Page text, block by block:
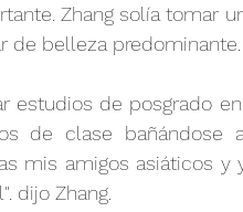
Zhang solía tomar
de belleza predominante.
estudios de posgrado
de clase bañándose
mis amigos asiáticos y
dijo Zhang.